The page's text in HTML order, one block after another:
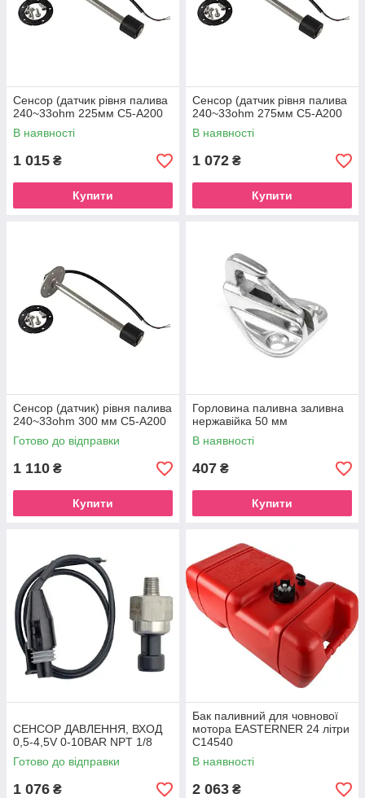
Сенсор (датчик рівня палива
240~33ohm 225мм C5-A200
В наявності
1 015 ₴
Купити
Сенсор (датчик рівня палива
240~33ohm 275мм C5-A200
В наявності
1 072 ₴
Купити
Сенсор (датчик) рівня палива
240~33ohm 300 мм C5-A200
Готово до відправки
1 110 ₴
Купити
Горловина паливна заливна
нержавійка 50 мм
В наявності
407 ₴
Купити
СЕНСОР ДАВЛЕННЯ, ВХОД
0,5-4,5V 0-10BAR NPT 1/8
Готово до відправки
1 076 ₴
Бак паливний для човнової
мотора EASTERNER 24 літри
C14540
В наявності
2 063 ₴